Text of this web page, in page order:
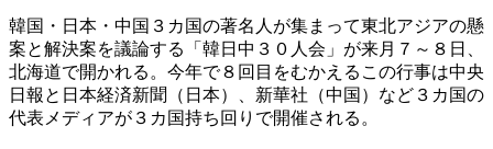
韓国・日本・中国３カ国の著名人が集まって東北アジアの懸
案と解決案を議論する「韓日中３０人会」が来月７～８日、
北海道で開かれる。今年で８回目をむかえるこの行事は中央
日報と日本経済新聞（日本）、新華社（中国）など３カ国の
代表メディアが３カ国持ち回りで開催される。